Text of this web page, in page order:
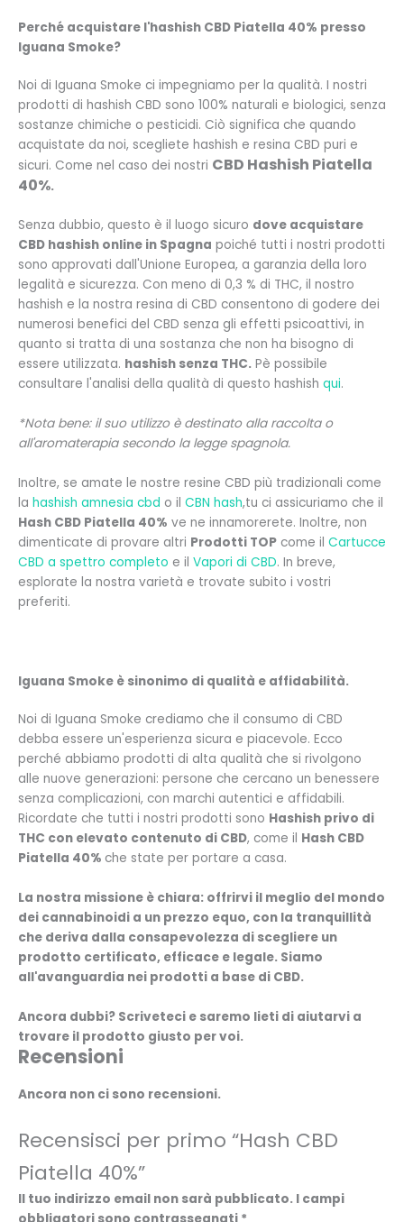
Perché acquistare l'hashish CBD Piatella 40% presso
Iguana Smoke?
Noi di Iguana Smoke ci impegniamo per la qualità. I nostri
prodotti di hashish CBD sono 100% naturali e biologici, senza
sostanze chimiche o pesticidi. Ciò significa che quando
acquistate da noi, scegliete hashish e resina CBD puri e
sicuri. Come nel caso dei nostri CBD Hashish Piatella
40%.
Senza dubbio, questo è il luogo sicuro dove acquistare
CBD hashish online in Spagna poiché tutti i nostri prodotti
sono approvati dall'Unione Europea, a garanzia della loro
legalità e sicurezza. Con meno di 0,3 % di THC, il nostro
hashish e la nostra resina di CBD consentono di godere dei
numerosi benefici del CBD senza gli effetti psicoattivi, in
quanto si tratta di una sostanza che non ha bisogno di
essere utilizzata. hashish senza THC. Pè possibile
consultare l'analisi della qualità di questo hashish qui.
*Nota bene: il suo utilizzo è destinato alla raccolta o
all'aromaterapia secondo la legge spagnola.
Inoltre, se amate le nostre resine CBD più tradizionali come
la hashish amnesia cbd o il CBN hash,tu ci assicuriamo che il
Hash CBD Piatella 40% ve ne innamorerete. Inoltre, non
dimenticate di provare altri Prodotti TOP come il Cartucce
CBD a spettro completo e il Vapori di CBD. In breve,
esplorate la nostra varietà e trovate subito i vostri
preferiti.
Iguana Smoke è sinonimo di qualità e affidabilità.
Noi di Iguana Smoke crediamo che il consumo di CBD
debba essere un'esperienza sicura e piacevole. Ecco
perché abbiamo prodotti di alta qualità che si rivolgono
alle nuove generazioni: persone che cercano un benessere
senza complicazioni, con marchi autentici e affidabili.
Ricordate che tutti i nostri prodotti sono Hashish privo di
THC con elevato contenuto di CBD, come il Hash CBD
Piatella 40% che state per portare a casa.
La nostra missione è chiara: offrirvi il meglio del mondo
dei cannabinoidi a un prezzo equo, con la tranquillità
che deriva dalla consapevolezza di scegliere un
prodotto certificato, efficace e legale. Siamo
all'avanguardia nei prodotti a base di CBD.
Ancora dubbi? Scriveteci e saremo lieti di aiutarvi a
trovare il prodotto giusto per voi.
Recensioni
Ancora non ci sono recensioni.
Recensisci per primo “Hash CBD
Piatella 40%”
Il tuo indirizzo email non sarà pubblicato. I campi
obbligatori sono contrassegnati *